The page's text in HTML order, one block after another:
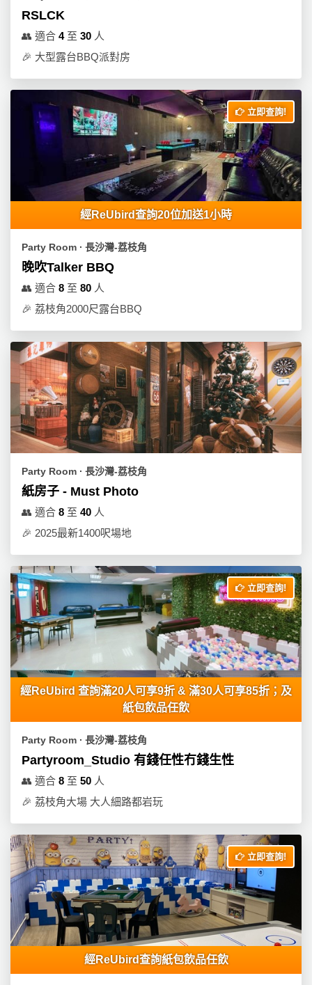
RSLCK
👥 適合 4至 30 人
🎉 大型露台BBQ派對房
立即查詢!
經ReUbird查詢20位加送1小時
Party Room ∙ 長沙灣-荔枝角
晚吹Talker BBQ
👥 適合 8 至 80 人
🎉 荔枝角2000尺露台BBQ
Party Room ∙ 長沙灣-荔枝角
紙房子 - Must Photo
👥 適合 8 至 40 人
🎉 2025最新1400呎場地
立即查詢!
經ReUbird 查詢滿20人可享9折 & 滿30人可享85折；及
紙包飲品任飲
Party Room ∙ 長沙灣-荔枝角
Partyroom_Studio 有錢任性冇錢生性
👥 適合 8 至 50 人
🎉 荔枝角大場 大人細路都岩玩
立即查詢!
經ReUbird查詢紙包飲品任飲